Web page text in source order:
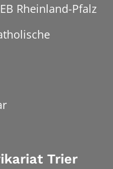
Rheinland-Pfalz
Trier